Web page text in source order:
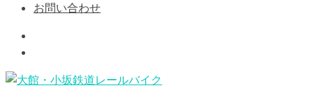
お問い合わせ